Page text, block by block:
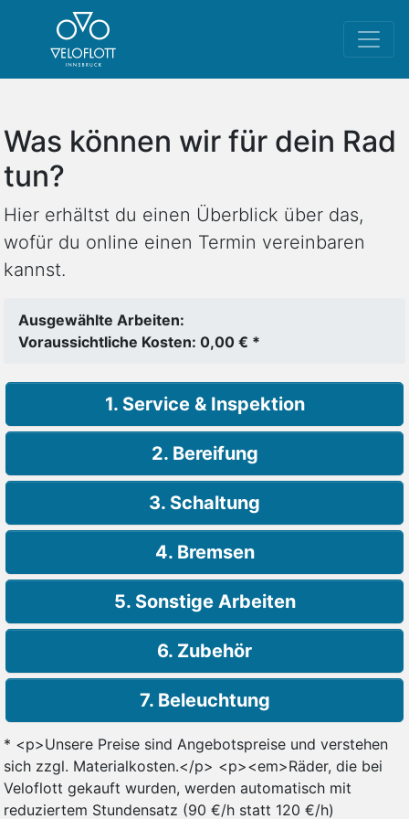
Was können wir für dein Rad
tun?
Hier erhältst du einen Überblick über das,
wofür du online einen Termin vereinbaren
kannst.
Ausgewählte Arbeiten:
Voraussichtliche Kosten: 0,00 € *
1. Service & Inspektion
2. Bereifung
3. Schaltung
4. Bremsen
5. Sonstige Arbeiten
6. Zubehör
7. Beleuchtung
* <p>Unsere Preise sind Angebotspreise und verstehen
sich zzgl. Materialkosten.</p> <p><em>Räder, die bei
Veloflott gekauft wurden, werden automatisch mit
reduziertem Stundensatz (90 €/h statt 120 €/h)